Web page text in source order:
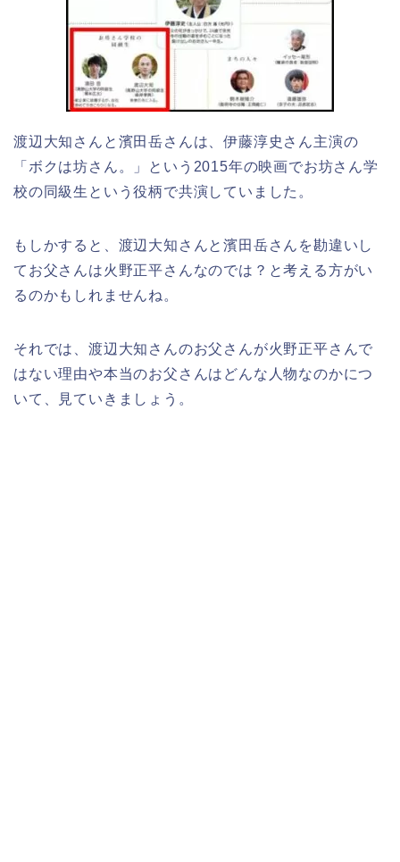
渡辺大知さんと濱田岳さんは、伊藤淳史さん主演の
「ボクは坊さん。」という2015年の映画でお坊さん学
校の同級生という役柄で共演していました。
もしかすると、渡辺大知さんと濱田岳さんを勘違いし
てお父さんは火野正平さんなのでは？と考える方がい
るのかもしれませんね。
それでは、渡辺大知さんのお父さんが火野正平さんで
はない理由や本当のお父さんはどんな人物なのかにつ
いて、見ていきましょう。